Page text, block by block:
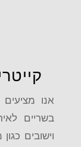
אנו מציעים
בשריים
וישובים